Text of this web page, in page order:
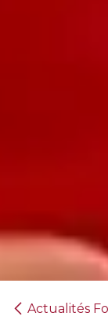
Actualités